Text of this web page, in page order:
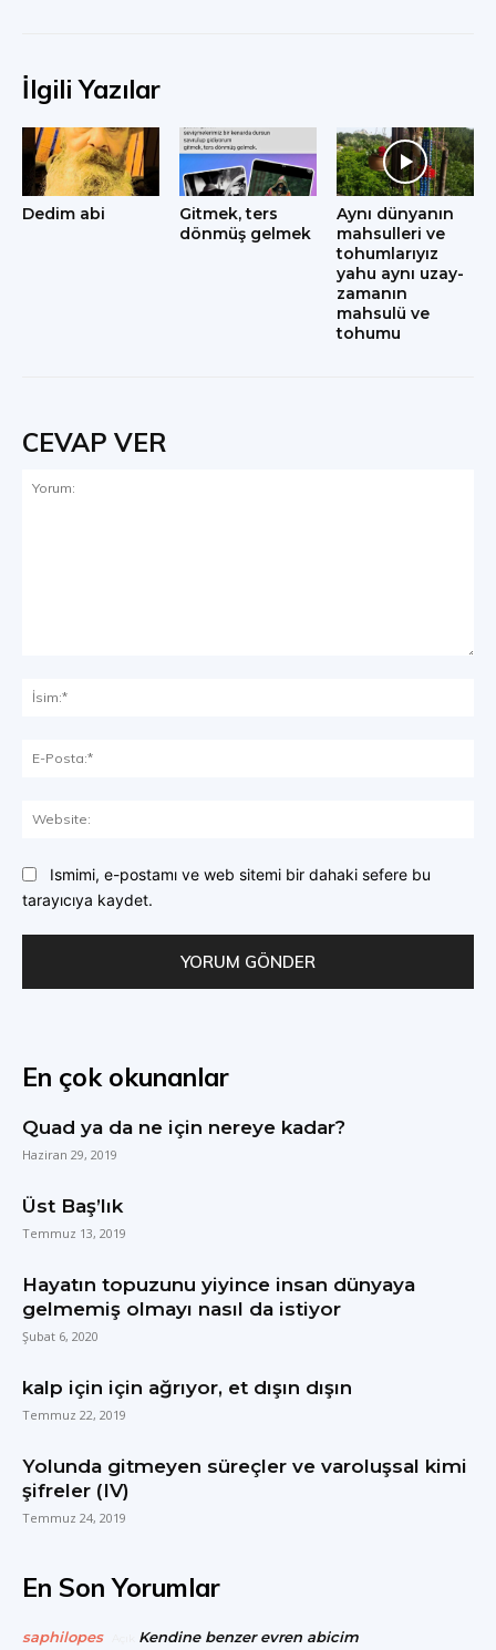
İlgili Yazılar
Dedim abi
Gitmek, ters
dönmüş gelmek
Aynı dünyanın
mahsulleri ve
tohumlarıyız
yahu aynı uzay-
zamanın
mahsulü ve
tohumu
CEVAP VER
Ismimi, e-postamı ve web sitemi bir dahaki sefere bu
tarayıcıya kaydet.
En çok okunanlar
Quad ya da ne için nereye kadar?
Haziran 29, 2019
Üst Baş’lık
Temmuz 13, 2019
Hayatın topuzunu yiyince insan dünyaya
gelmemiş olmayı nasıl da istiyor
Şubat 6, 2020
kalp için için ağrıyor, et dışın dışın
Temmuz 22, 2019
Yolunda gitmeyen süreçler ve varoluşsal kimi
şifreler (IV)
Temmuz 24, 2019
En Son Yorumlar
saphilopes Kendine benzer evren abicim